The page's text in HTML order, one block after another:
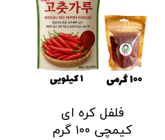
فلفل کره ای
کیمچی ۱۰۰ گرم